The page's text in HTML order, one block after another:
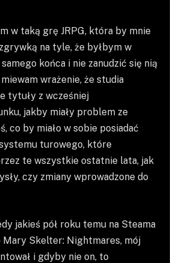
w taką grę JRPG, która by mnie
na tyle, że byłbym w
końca i nie zanudzić się nią
wrażenie, że studia
tytuły z wcześniej
jakby miały problem ze
co by miało w sobie posiadać
turowego, które
te wszystkie ostatnie lata, jak
czy zmiany wprowadzone do
jakieś pół roku temu na Steama
Mary Skelter: Nightmares, mój
i gdyby nie on, to